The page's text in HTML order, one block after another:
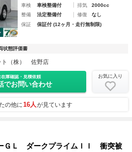
車検
車検整備付 排気
2000cc
整備
法定整備付 修復
なし
保証
保証付 (12ヶ月・走行無制限)
状態評価書
ト（株） 佐野店
在庫確認・見積依頼
でお問い合わせ
お気に入り
の他に16人が見ています
ＧＬ ダークプライムＩＩ 衝突被